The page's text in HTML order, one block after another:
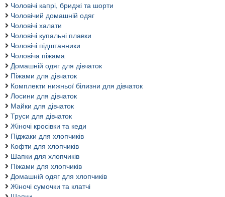
Чоловічі капрі, бриджі та шорти
Чоловічий домашній одяг
Чоловічі халати
Чоловічі купальні плавки
Чоловічі підштанники
Чоловіча піжама
Домашній одяг для дівчаток
Піжами для дівчаток
Комплекти нижньої білизни для дівчаток
Лосини для дівчаток
Майки для дівчаток
Труси для дівчаток
Жіночі кросівки та кеди
Піджаки для хлопчиків
Кофти для хлопчиків
Шапки для хлопчиків
Піжами для хлопчиків
Домашній одяг для хлопчиків
Жіночі сумочки та клатчі